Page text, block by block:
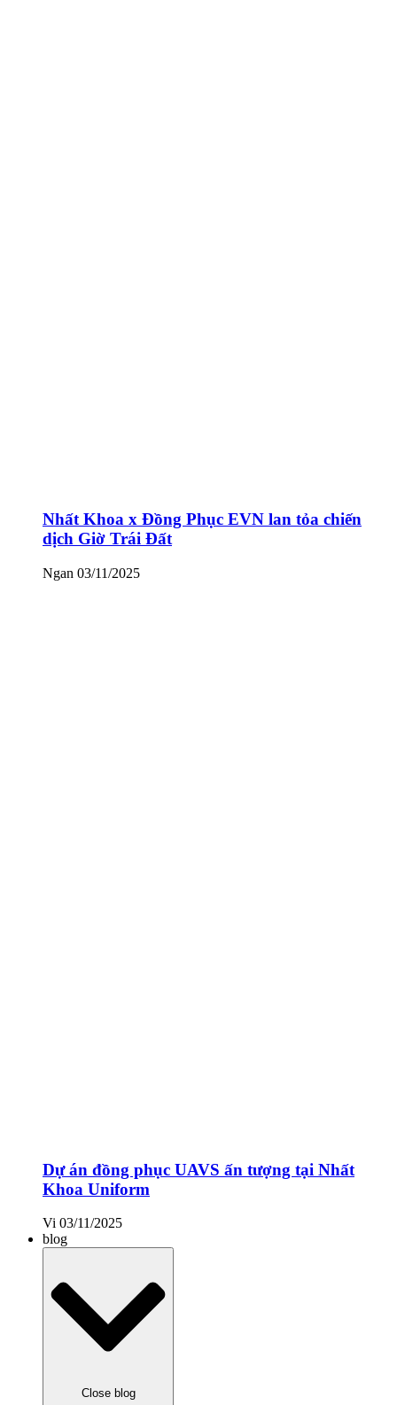
Nhất Khoa x Đồng Phục EVN lan tỏa chiến
dịch Giờ Trái Đất
Ngan 03/11/2025
Dự án đồng phục UAVS ấn tượng tại Nhất
Khoa Uniform
Vi 03/11/2025
blog
Close blog